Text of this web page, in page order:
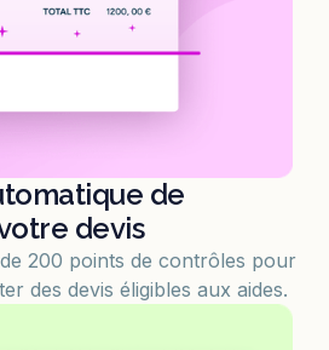
de
devis
200 points de contrôles pour
des devis éligibles aux aides.